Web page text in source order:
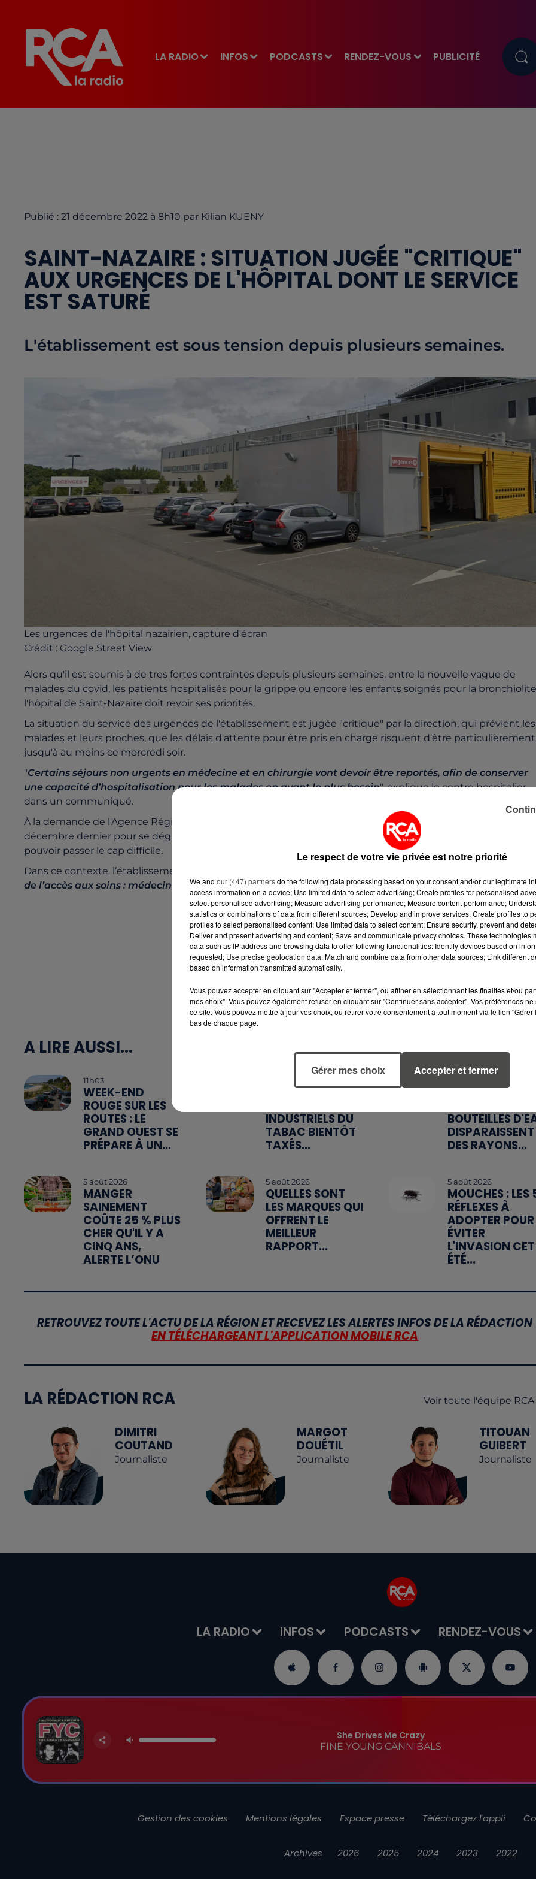
LA RADIO INFOS PODCASTS RENDEZ-VOUS PUBLICITÉ
Publié : 21 décembre 2022 à 8h10 par Kilian KUENY
SAINT-NAZAIRE : SITUATION JUGÉE "CRITIQUE"
AUX URGENCES DE L'HÔPITAL DONT LE SERVICE
EST SATURÉ
L'établissement est sous tension depuis plusieurs semaines.
Les urgences de l'hôpital nazairien, capture d'écran
Crédit : Google Street View
Alors qu'il est soumis à de tres fortes contraintes depuis plusieurs semaines, entre la nouvelle vague de
malades du covid, les patients hospitalisés pour la grippe ou encore les enfants soignés pour la
l'hôpital de Saint-Nazaire doit revoir ses priorités.
La situation du service des urgences de l'établissement est jugée "critique" par la direction, qui prévient les
malades et leurs proches, que les délais d'attente pour être pris en charge risquent d'être particulièrement
jusqu'à au moins ce mercredi soir.
"Certains séjours non urgents en médecine et en chirurgie vont devoir être reportés, afin de conserver
une capacité d’hospitalisation pour les malades en ayant le plus besoin", explique le centre hospitalier
dans un communiqué.
À la demande de l'Agence Régionale de Santé des Pays de la Loire, l'hôpital avait activé le plan blanc le 2
décembre dernier pour se dégager des marges de manoeuvres tant humaines que matérielles afin de
pouvoir passer le cap difficile.
Dans ce contexte, l’établissement insiste également "
de l’accès aux soins : médecins traitants, SOS médecins, 116 117, ou l’appel au 15 pour les urgences
A LIRE AUSSI...
11h03
WEEK-END
ROUGE SUR LES
ROUTES : LE
GRAND OUEST SE
PRÉPARE À UN...
MÉGOTS ET FEUX
INDUSTRIELS DU
TABAC BIENTÔT
TAXÉS...
CANICULE :
BOUTEILLES
DISPARAISSENT
DES RAYONS...
5 août 2026
MANGER
SAINEMENT
COÛTE 25 % PLUS
CHER QU'IL Y A
CINQ ANS,
ALERTE L’ONU
5 août 2026
QUELLES SONT
LES MARQUES QUI
OFFRENT LE
MEILLEUR
RAPPORT...
5 août 2026
MOUCHES : LES
RÉFLEXES À
ADOPTER POUR
ÉVITER
L'INVASION CET
ÉTÉ...
RETROUVEZ TOUTE L'ACTU DE LA RÉGION ET RECEVEZ LES ALERTES INFOS DE LA RÉDACTION
EN TÉLÉCHARGEANT L'APPLICATION MOBILE RCA
LA RÉDACTION RCA Voir toute l'équipe RCA
DIMITRI
COUTAND
Journaliste
MARGOT
DOUÉTIL
Journaliste
TITOUAN
GUIBERT
Journaliste
LA RADIO INFOS PODCASTS RENDEZ-VOUS
She Drives Me Crazy
FINE YOUNG CANNIBALS
Gestion des cookies Mentions légales Espace presse Téléchargez l'appli
Archives 2026 2025 2024 2023 2022
Le respect de votre vie privée est notre priorité
We and our (447) partnersdo the following data processing based on your consent and/or our legitimate
access information on a device; Use limited data to select advertising; Create profiles for personalised
select personalised advertising; Measure advertising performance; Measure content performance;
statistics or combinations of data from different sources; Develop and improve services; Create profiles to
profiles to select personalised content; Use limited data to select content; Ensure security, prevent and
Deliver and present advertising and content; Save and communicate privacy choices. These technologies
data such as IP address and browsing data to offer following functionalities: Identify devices based on
requested; Use precise geolocation data; Match and combine data from other data sources; Link different
based on information transmitted automatically.
Vous pouvez accepter en cliquant sur "Accepter et fermer", ou affiner en sélectionnant les finalités et/ou
mes choix". Vous pouvez également refuser en cliquant sur "Continuer sans accepter". Vos préférences
ce site. Vous pouvez mettre à jour vos choix, ou retirer votre consentement à tout moment via le lien
bas de chaque page.
Gérer mes choix Accepter et fermer